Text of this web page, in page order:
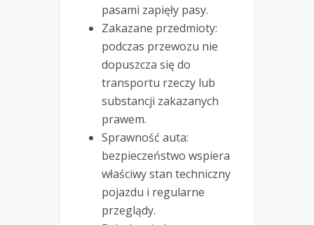
pasami zapięły pasy.
Zakazane przedmioty:
podczas przewozu nie
dopuszcza się do
transportu rzeczy lub
substancji zakazanych
prawem.
Sprawność auta:
bezpieczeństwo wspiera
właściwy stan techniczny
pojazdu i regularne
przeglądy.